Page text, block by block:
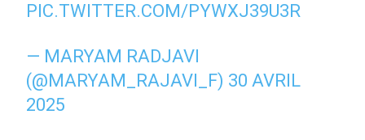
PIC.TWITTER.COM/PYWXJ39U3R
— MARYAM RADJAVI
(@MARYAM_RAJAVI_F) 30 AVRIL
2025